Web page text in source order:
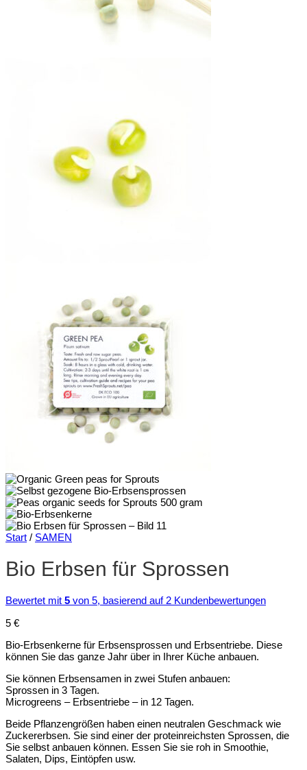
Start / SAMEN
Bio Erbsen für Sprossen
Bewertet mit 5 von 5, basierend auf2 Kundenbewertungen
5 €
Bio-Erbsenkerne für Erbsensprossen und Erbsentriebe. Diese
können Sie das ganze Jahr über in Ihrer Küche anbauen.
Sie können Erbsensamen in zwei Stufen anbauen:
Sprossen in 3 Tagen.
Microgreens – Erbsentriebe – in 12 Tagen.
Beide Pflanzengrößen haben einen neutralen Geschmack wie
Zuckererbsen. Sie sind einer der proteinreichsten Sprossen, die
Sie selbst anbauen können. Essen Sie sie roh in Smoothie,
Salaten, Dips, Eintöpfen usw.